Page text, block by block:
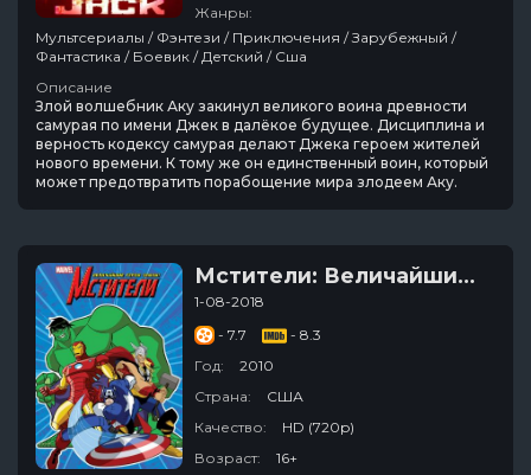
Жанры:
Мультсериалы / Фэнтези / Приключения / Зарубежный /
Фантастика / Боевик / Детский / Сша
Описание
Злой волшебник Аку закинул великого воина древности
самурая по имени Джек в далёкое будущее. Дисциплина и
верность кодексу самурая делают Джека героем жителей
нового времени. К тому же он единственный воин, который
может предотвратить порабощение мира злодеем Аку.
Мстители: Величайшие герои Земли
1-08-2018
- 7.7
- 8.3
Год:
2010
Страна:
США
Качество:
HD (720p)
Возраст:
16+